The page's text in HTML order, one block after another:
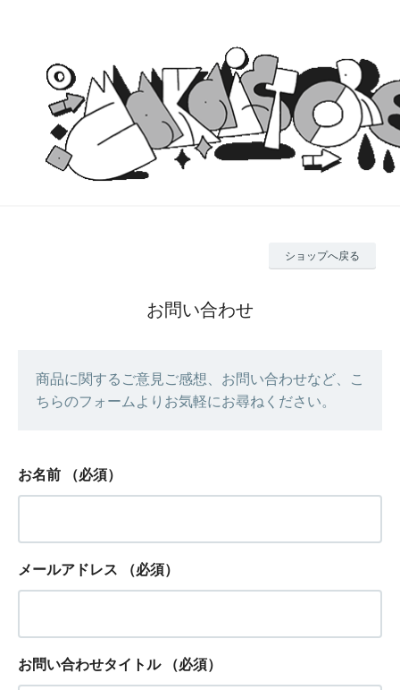
ショップへ戻る
お問い合わせ
商品に関するご意見ご感想、お問い合わせなど、こ
ちらのフォームよりお気軽にお尋ねください。
お名前 （必須）
メールアドレス （必須）
お問い合わせタイトル （必須）